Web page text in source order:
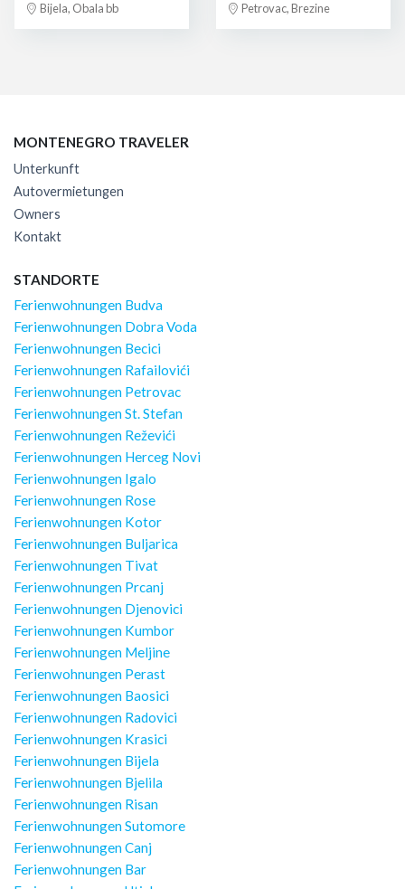
Bijela, Obala bb Petrovac, Brezine
MONTENEGRO TRAVELER
Unterkunft
Autovermietungen
Owners
Kontakt
STANDORTE
Ferienwohnungen Budva
Ferienwohnungen Dobra Voda
Ferienwohnungen Becici
Ferienwohnungen Rafailovići
Ferienwohnungen Petrovac
Ferienwohnungen St. Stefan
Ferienwohnungen Reževići
Ferienwohnungen Herceg Novi
Ferienwohnungen Igalo
Ferienwohnungen Rose
Ferienwohnungen Kotor
Ferienwohnungen Buljarica
Ferienwohnungen Tivat
Ferienwohnungen Prcanj
Ferienwohnungen Djenovici
Ferienwohnungen Kumbor
Ferienwohnungen Meljine
Ferienwohnungen Perast
Ferienwohnungen Baosici
Ferienwohnungen Radovici
Ferienwohnungen Krasici
Ferienwohnungen Bijela
Ferienwohnungen Bjelila
Ferienwohnungen Risan
Ferienwohnungen Sutomore
Ferienwohnungen Canj
Ferienwohnungen Bar